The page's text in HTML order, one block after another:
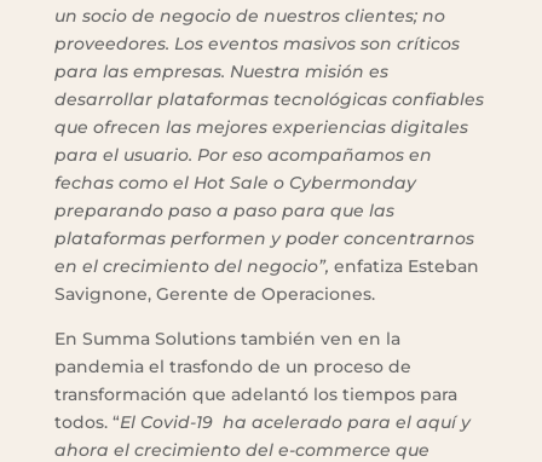
un socio de negocio de nuestros clientes; no
proveedores. Los eventos masivos son críticos
para las empresas. Nuestra misión es
desarrollar plataformas tecnológicas confiables
que ofrecen las mejores experiencias digitales
para el usuario. Por eso acompañamos en
fechas como el Hot Sale o Cybermonday
preparando paso a paso para que las
plataformas performen y poder concentrarnos
en el crecimiento del negocio”, enfatiza Esteban
Savignone, Gerente de Operaciones.
En Summa Solutions también ven en la
pandemia el trasfondo de un proceso de
transformación que adelantó los tiempos para
todos. “El Covid-19 ha acelerado para el aquí y
ahora el crecimiento del e-commerce que